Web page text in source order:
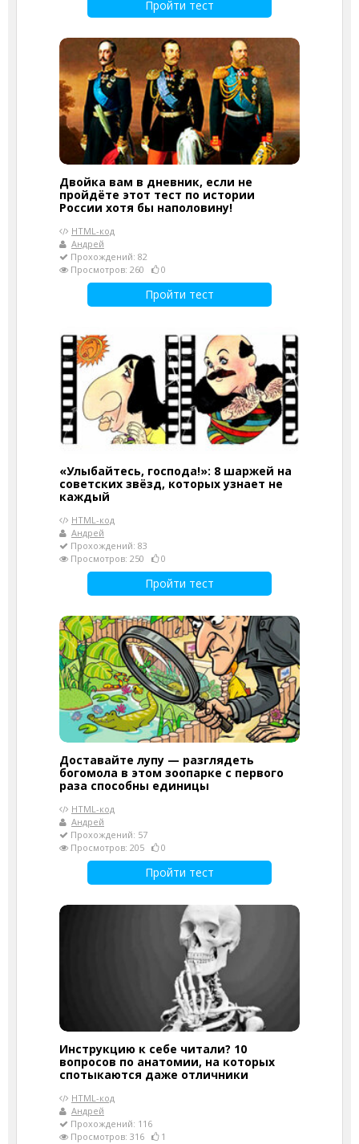
Пройти тест
Двойка вам в дневник, если не
пройдёте этот тест по истории
России хотя бы наполовину!
HTML-код
Андрей
Прохождений: 82
Просмотров: 260
0
Пройти тест
«Улыбайтесь, господа!»: 8 шаржей на
советских звёзд, которых узнает не
каждый
HTML-код
Андрей
Прохождений: 83
Просмотров: 250
0
Пройти тест
Доставайте лупу — разглядеть
богомола в этом зоопарке с первого
раза способны единицы
HTML-код
Андрей
Прохождений: 57
Просмотров: 205
0
Пройти тест
Инструкцию к себе читали? 10
вопросов по анатомии, на которых
спотыкаются даже отличники
HTML-код
Андрей
Прохождений: 116
Просмотров: 316
1